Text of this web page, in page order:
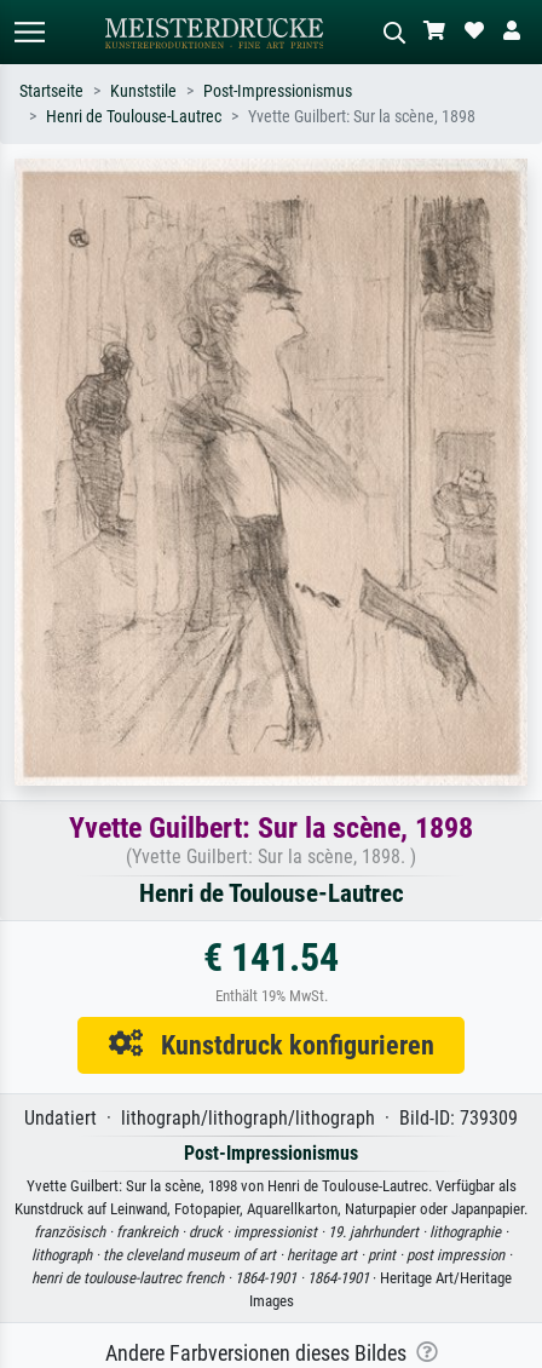
Suchen Sie nach Künstlern, Werktiteln
oder Stilen – z.B. Monet,
Sternennacht, Impressionismus, Welle
Hokusai, Akt.
Beschreiben Sie die Szene – z.B. Grüne
Wiese, Abstrakt mit viel Rot, Dunkles
Ölgemälde, Stehender Akt neben einem
Baum.
Startseite Kunststile
Post-Impressionismus
Henri de Toulouse-Lautrec
Yvette Guilbert: Sur la scène, 1898
Yvette Guilbert: Sur la scène, 1898
(Yvette Guilbert: Sur la scène, 1898. )
Henri de Toulouse-Lautrec
€ 141.54
Enthält 19% MwSt.
Kunstdruck konfigurieren
Undatiert · lithograph/lithograph/lithograph · Bild-ID: 739309
Post-Impressionismus
Yvette Guilbert: Sur la scène, 1898 von Henri de Toulouse-Lautrec. Verfügbar als
Kunstdruck auf Leinwand, Fotopapier, Aquarellkarton, Naturpapier oder Japanpapier.
französisch · frankreich · druck · impressionist · 19. jahrhundert · lithographie ·
lithograph · the cleveland museum of art · heritage art · print · post impression ·
henri de toulouse-lautrec french · 1864-1901 · 1864-1901· Heritage Art/Heritage
Images
Andere Farbversionen dieses Bildes